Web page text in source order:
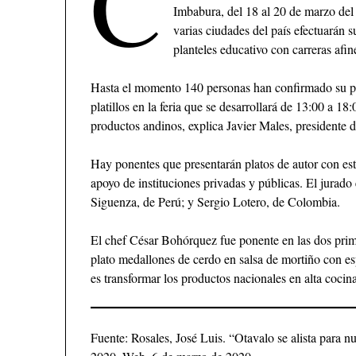
Imbabura, del 18 al 20 de marzo
varias ciudades del país efectuarán
planteles educativo con carreras
Hasta el momento 140 personas han confirmado
platillos en la feria que se desarrollará de 13:00 a
productos andinos, explica Javier Males, presidente
Hay ponentes que presentarán platos de autor con
apoyo de instituciones privadas y públicas. El
Siguenza, de Perú; y Sergio Lotero, de Colombia.
El chef César Bohórquez fue ponente en las dos
plato medallones de cerdo en salsa de mortiño con
es transformar los productos nacionales en alta
Fuente: Rosales, José Luis. “Otavalo se alista para